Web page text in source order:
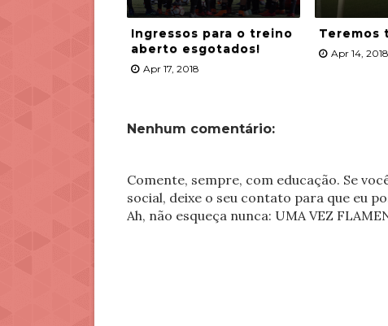
Ingressos para o treino
aberto esgotados!
Apr 17, 2018
Teremos
Apr 14, 2018
Nenhum comentário:
Comente, sempre, com educação. Se
social, deixe o seu contato para que eu
Ah, não esqueça nunca: UMA VEZ